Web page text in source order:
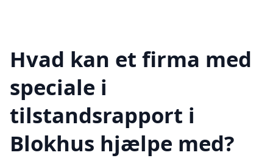
Hvad kan et firma med
speciale i
tilstandsrapport i
Blokhus hjælpe med?